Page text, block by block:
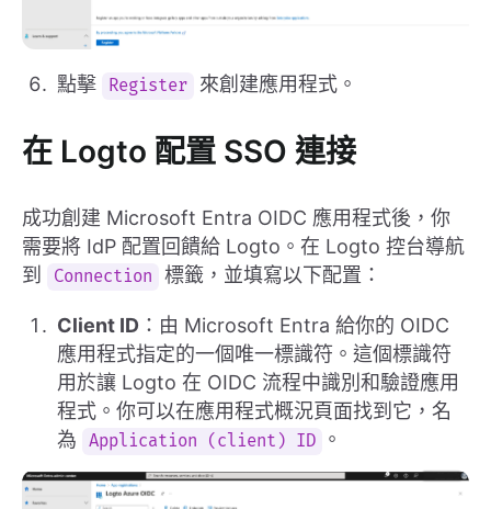
點擊 Register 來創建應用程式。
在 Logto 配置 SSO 連接
成功創建 Microsoft Entra OIDC 應用程式後，你
需要將 IdP 配置回饋給 Logto。在 Logto 控台導航
到
Connection 標籤，並填寫以下配置：
Client ID ：由 Microsoft Entra 給你的 OIDC
應用程式指定的一個唯一標識符。這個標識符
用於讓 Logto 在 OIDC 流程中識別和驗證應用
程式。你可以在應用程式概況頁面找到它，名
為
Application (client) ID 。